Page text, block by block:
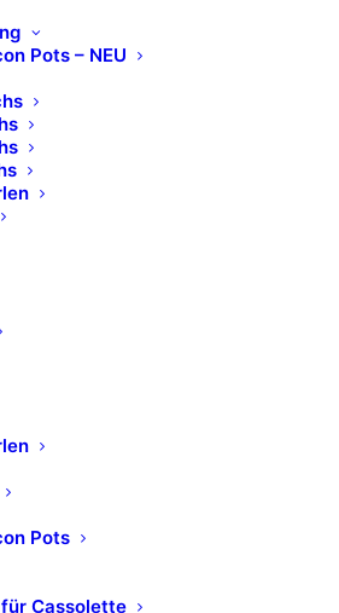
Pots – NEU
Pots
Cassolette
atrophische, unterversorgte
trockene Haut
Karotten- und Weizenkeimöl
feuchtigkeitssteigernd und
festigend